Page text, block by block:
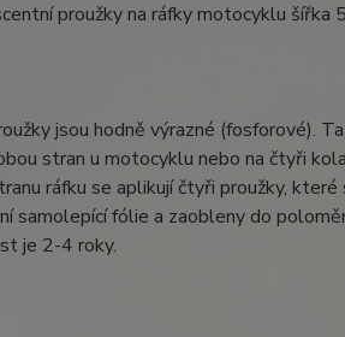
proužky na ráfky motocyklu šířka
jsou hodně výrazné (fosforové).
stran u motocyklu nebo na čtyři
ráfku se aplikují čtyři proužky,
samolepící fólie a zaobleny do
je 2-4 roky.